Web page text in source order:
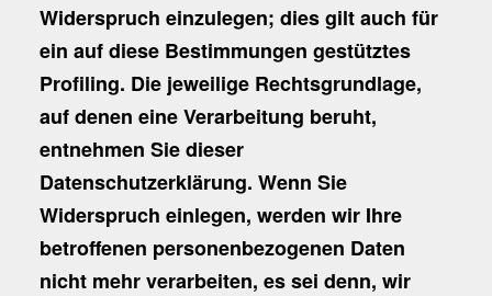
Widerspruch einzulegen; dies gilt auch für
ein auf diese Bestimmungen gestütztes
Profiling. Die jeweilige Rechtsgrundlage,
auf denen eine Verarbeitung beruht,
entnehmen Sie dieser
Datenschutzerklärung. Wenn Sie
Widerspruch einlegen, werden wir Ihre
betroffenen personenbezogenen Daten
nicht mehr verarbeiten, es sei denn, wir